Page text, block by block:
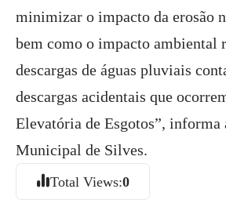
minimizar o impacto da erosão
bem como o impacto ambiental
descargas de águas pluviais
descargas acidentais que
Elevatória de Esgotos”, informa
Municipal de Silves.
Total Views:0